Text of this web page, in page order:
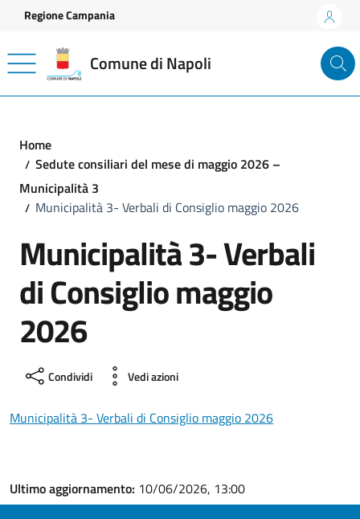
Vai ai contenuti
Vai al footer
Regione Campania
Comune di Napoli
Home
Sedute consiliari del mese di maggio 2026 –
Municipalità 3
Municipalità 3- Verbali di Consiglio maggio 2026
Municipalità 3- Verbali
di Consiglio maggio
2026
Condividi Vedi azioni
Municipalità 3- Verbali di Consiglio maggio 2026
Ultimo aggiornamento: 10/06/2026, 13:00